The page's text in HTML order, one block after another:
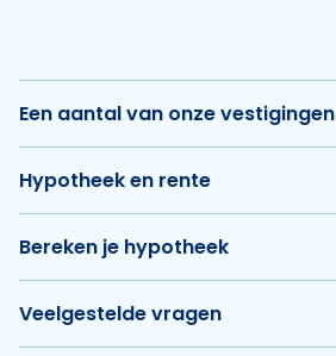
Een aantal van onze vestigingen
Hypotheek en rente
Bereken je hypotheek
Veelgestelde vragen